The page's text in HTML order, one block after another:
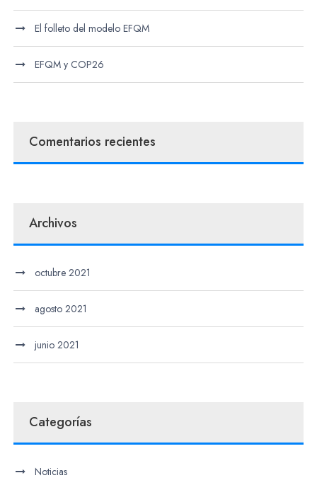
El folleto del modelo EFQM
EFQM y COP26
Comentarios recientes
Archivos
octubre 2021
agosto 2021
junio 2021
Categorías
Noticias